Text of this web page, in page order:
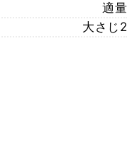
適量
大さじ2